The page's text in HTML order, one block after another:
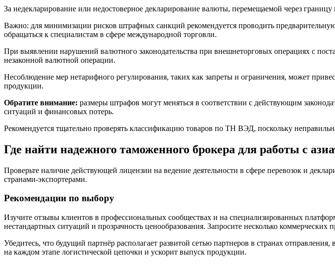
За недекларирование или недостоверное декларирование валюты, перемещаемой через
Важно: для минимизации рисков штрафных санкций рекомендуется проводить
обращаться к специалистам в сфере международной торговли.
При выявлении нарушений валютного законодательства при внешнеторговых операциях с
незаконной валютной операции.
Несоблюдение мер нетарифного регулирования, таких как запреты и ограничения, может
продукции.
Обратите внимание: размеры штрафов могут меняться в соответствии с действующим
ситуаций и финансовых потерь.
Рекомендуется тщательно проверять классификацию товаров по ТН ВЭД, поскольку
Где найти надежного таможенного брокера для работы с
Проверьте наличие действующей лицензии на ведение деятельности в сфере перевозок и
странами-экспортерами.
Рекомендации по выбору
Изучите отзывы клиентов в профессиональных сообществах и на специализированных
нестандартных ситуаций и прозрачность ценообразования. Запросите несколько коммерческих
Убедитесь, что будущий партнёр располагает развитой сетью партнеров в странах
на каждом этапе логистической цепочки и ускорит выпуск продукции.